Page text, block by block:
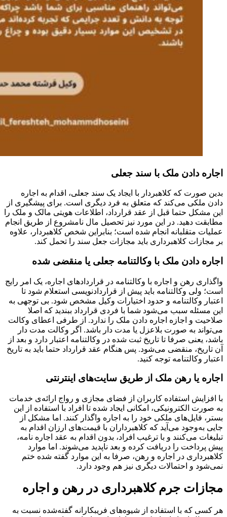
اجاره دادن ملک با سند جعلی
بدین صورت که کلاهبردار با ایجاد یک سند جعلی، اقدام به اجاره
دادن ملکی می‌کند که متعلق به فرد دیگری است. برای پیشگیری از
این مشکل حتما قبل از عقد قرارداد، اطلاعات هویتی مالک و ملک را
مطابقت دهید. در این مورد نیز تحصیل مال نامشروع از طریق انجام
عملیات متقلبانه انجام شده است؛ بنابراین شخص کلاهبردار، علاوه
بر مجازات کلاهبرداری باید مجازات جعل سند را تحمل کند.
اجاره دادن ملک با وکالتنامه جعلی یا منقضی شده
واگذاری رهن و اجاره با وکالتنامه در قراردادهای اجاره، یک امر رایج
است؛ ولی وکالتنامه باید پیش از قراردادنویسی استعلام شود تا
اعتبار وکالتنامه و حدود اختیارات وکیل مشخص شود. بی توجهی به
این مسئله سبب می‌شود شما با فردی قرارداد ببندید که اصلا
صلاحیت و اجازه‌ اجاره دادن ملک را ندارد. از طرفی اعطای وکالت
می‌تواند به صورت بلاعزل یا مدت دار باشد. اگر وکالت مدت دار
باشد، یعنی صرفا تا تاریخ ثبت شده در وکالتنامه اعتبار دارد و بعد از
آن تاریخ، منقضی می‌شود. پس هنگام عقد قرارداد حتما باید به تاریخ
اعتبار وکالتنامه توجه کنید.
اجاره یا رهن ملک از طریق سایت‌های اینترنتی
با افزایش استفاده کاربران از فضای مجازی و رواج ارائه‌ی خدمات
به‌ صورت الکترونیکی، امکانی ایجاد شده تا افراد با استفاده از این
بستر، فایل‌های ملکی خود را به اجاره واگذار کنند. اما مشکل از
جایی به‌وجود می‌آید که کلاهبرداران با قیمت‌های ارزان اقدام به
تبلیغات می‌کنند و با ترغیب افراد، بدون اقدام به عقد اجاره نامه،
پیش پرداخت را دریافت کرده و بعد ناپدید می‌شوند. اما موارد
کلاهبرداری در اجاره و رهن، صرفا به این موارد گفته شده ختم
نمی‌شود و احتمالات دیگری نیز هم وجود دارد.
مجازات جرم کلاهبرداری در رهن و اجاره
هر کسی که با استفاده از شیوه‌های فریبکارانه گفته‌شده نسبت به